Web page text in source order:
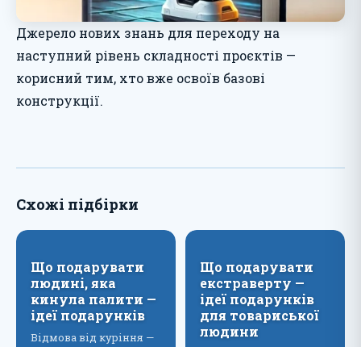
Джерело нових знань для переходу на
наступний рівень складності проєктів —
корисний тим, хто вже освоїв базові
конструкції.
Схожі підбірки
Що подарувати
людині, яка
кинула палити —
ідеї подарунків
Відмова від куріння —
Що подарувати
екстраверту —
ідеї подарунків
для товариської
людини